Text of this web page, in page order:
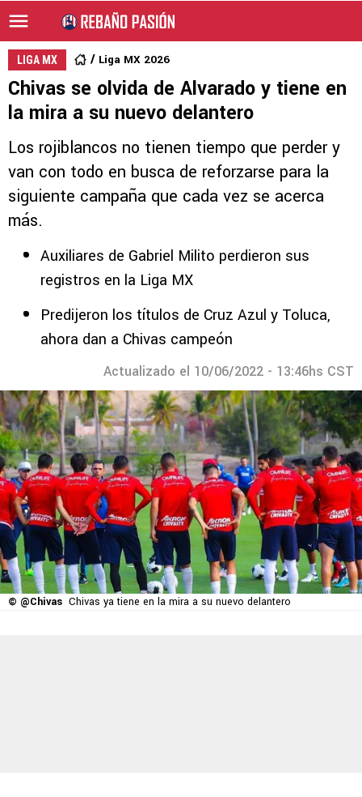
LIGA MX Liga MX 2026
Chivas se olvida de Alvarado y tiene en
la mira a su nuevo delantero
Los rojiblancos no tienen tiempo que perder y
van con todo en busca de reforzarse para la
siguiente campaña que cada vez se acerca
más.
Auxiliares de Gabriel Milito perdieron sus
registros en la Liga MX
Predijeron los títulos de Cruz Azul y Toluca,
ahora dan a Chivas campeón
Actualizado el 10/06/2022 - 13:46hs CST
© @Chivas Chivas ya tiene en la mira a su nuevo delantero